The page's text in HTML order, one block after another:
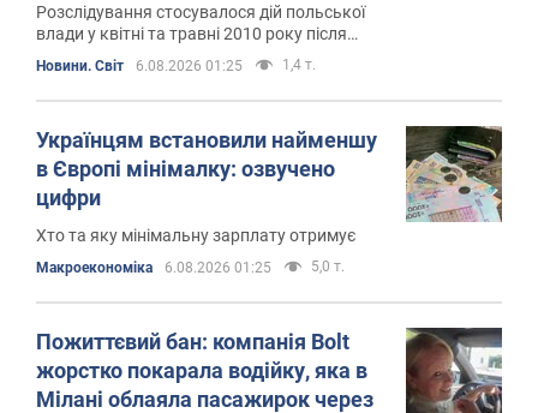
Розслідування стосувалося дій польської
влади у квітні та травні 2010 року після
катастрофи під Смоленськом
Новини. Світ 6.08.2026 01:25 1,4 т.
Українцям встановили найменшу
в Європі мінімалку: озвучено
цифри
Хто та яку мінімальну зарплату отримує
Mакроекономіка 6.08.2026 01:25 5,0 т.
Пожиттєвий бан: компанія Bolt
жорстко покарала водійку, яка в
Мілані облаяла пасажирок через